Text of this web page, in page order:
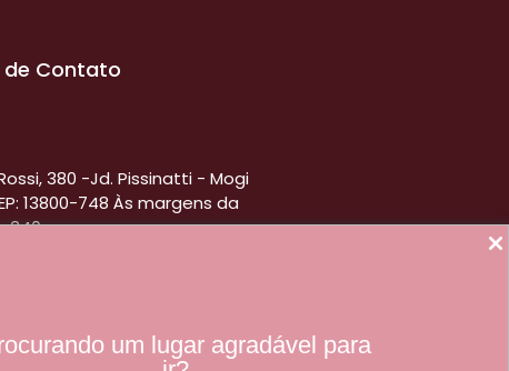
um lugar agradável para
Contato
380 -Jd. Pissinatti - Mogi
13800-748 Às margens da
340